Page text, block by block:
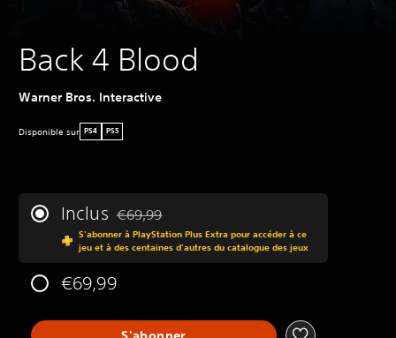
Back 4 Blood
Warner Bros. Interactive
Disponible sur PS4 PS5
Inclus Remise par rapport au prix d'origine de €69,99
€69,99
S'abonner à PlayStation Plus Extra pour accéder à ce
jeu et à des centaines d'autres du catalogue des jeux
€69,99